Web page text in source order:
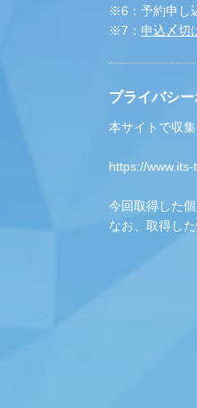
※6：予約申し
※7： 申込〆切
プライバシ
本サイトで収
https://
今回取得した
なお、取得し